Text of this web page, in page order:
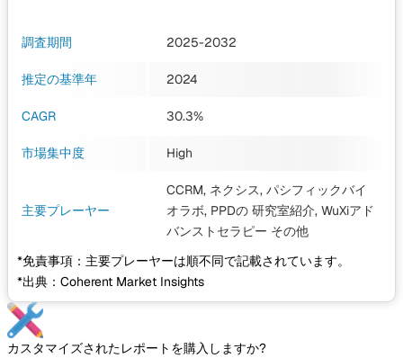
調査期間 2025-2032
推定の基準年 2024
CAGR 30.3%
市場集中度 High
主要プレーヤー
CCRM, ネクシス, パシフィックバイ
オラボ, PPDの 研究室紹介, WuXiアド
バンストセラピー その他
*免責事項：主要プレーヤーは順不同で記載されています。
*出典：Coherent Market Insights
カスタマイズされたレポートを購入しますか?